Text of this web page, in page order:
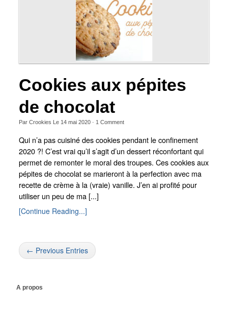
Cookies aux pépites
de chocolat
Par Crookies Le 14 mai 2020· 1 Comment
Qui n’a pas cuisiné des cookies pendant le confinement
2020 ?! C’est vrai qu’il s’agit d’un dessert réconfortant qui
permet de remonter le moral des troupes. Ces cookies aux
pépites de chocolat se marieront à la perfection avec ma
recette de crème à la (vraie) vanille. J’en ai profité pour
utiliser un peu de ma [...]
[Continue Reading...]
← Previous Entries
A propos